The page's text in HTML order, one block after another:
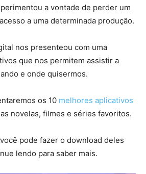
a vontade de perder um
a uma determinada produção.
nos presenteou com uma
que nos permitem assistir a
e onde quisermos.
os 10 melhores aplicativos
novelas, filmes e séries favoritos.
pode fazer o download deles
lendo para saber mais.